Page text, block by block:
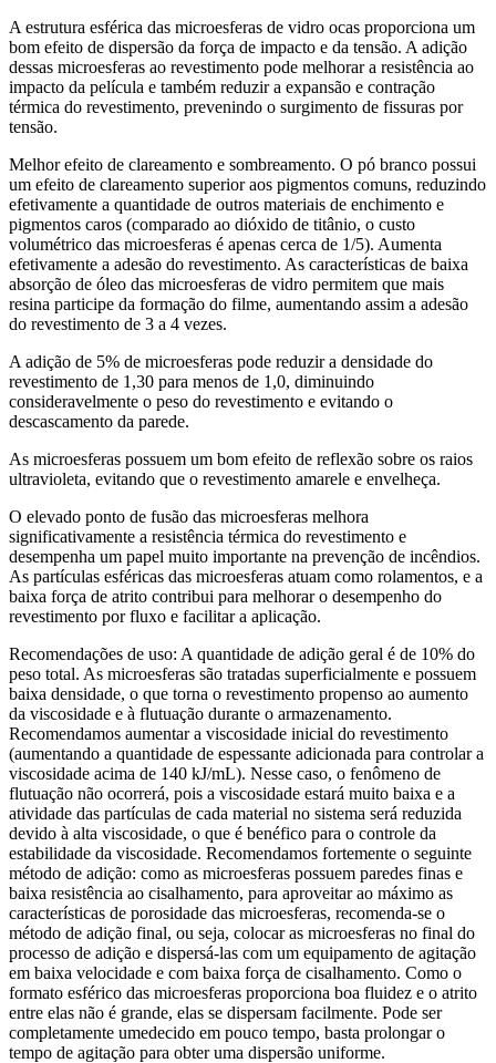
A estrutura esférica das microesferas de vidro ocas proporciona um
bom efeito de dispersão da força de impacto e da tensão. A adição
dessas microesferas ao revestimento pode melhorar a resistência ao
impacto da película e também reduzir a expansão e contração
térmica do revestimento, prevenindo o surgimento de fissuras por
tensão.
Melhor efeito de clareamento e sombreamento. O pó branco possui
um efeito de clareamento superior aos pigmentos comuns, reduzindo
efetivamente a quantidade de outros materiais de enchimento e
pigmentos caros (comparado ao dióxido de titânio, o custo
volumétrico das microesferas é apenas cerca de 1/5). Aumenta
efetivamente a adesão do revestimento. As características de baixa
absorção de óleo das microesferas de vidro permitem que mais
resina participe da formação do filme, aumentando assim a adesão
do revestimento de 3 a 4 vezes.
A adição de 5% de microesferas pode reduzir a densidade do
revestimento de 1,30 para menos de 1,0, diminuindo
consideravelmente o peso do revestimento e evitando o
descascamento da parede.
As microesferas possuem um bom efeito de reflexão sobre os raios
ultravioleta, evitando que o revestimento amarele e envelheça.
O elevado ponto de fusão das microesferas melhora
significativamente a resistência térmica do revestimento e
desempenha um papel muito importante na prevenção de incêndios.
As partículas esféricas das microesferas atuam como rolamentos, e a
baixa força de atrito contribui para melhorar o desempenho do
revestimento por fluxo e facilitar a aplicação.
Recomendações de uso: A quantidade de adição geral é de 10% do
peso total. As microesferas são tratadas superficialmente e possuem
baixa densidade, o que torna o revestimento propenso ao aumento
da viscosidade e à flutuação durante o armazenamento.
Recomendamos aumentar a viscosidade inicial do revestimento
(aumentando a quantidade de espessante adicionada para controlar a
viscosidade acima de 140 kJ/mL). Nesse caso, o fenômeno de
flutuação não ocorrerá, pois a viscosidade estará muito baixa e a
atividade das partículas de cada material no sistema será reduzida
devido à alta viscosidade, o que é benéfico para o controle da
estabilidade da viscosidade. Recomendamos fortemente o seguinte
método de adição: como as microesferas possuem paredes finas e
baixa resistência ao cisalhamento, para aproveitar ao máximo as
características de porosidade das microesferas, recomenda-se o
método de adição final, ou seja, colocar as microesferas no final do
processo de adição e dispersá-las com um equipamento de agitação
em baixa velocidade e com baixa força de cisalhamento. Como o
formato esférico das microesferas proporciona boa fluidez e o atrito
entre elas não é grande, elas se dispersam facilmente. Pode ser
completamente umedecido em pouco tempo, basta prolongar o
tempo de agitação para obter uma dispersão uniforme.